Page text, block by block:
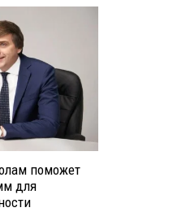
поможет
для